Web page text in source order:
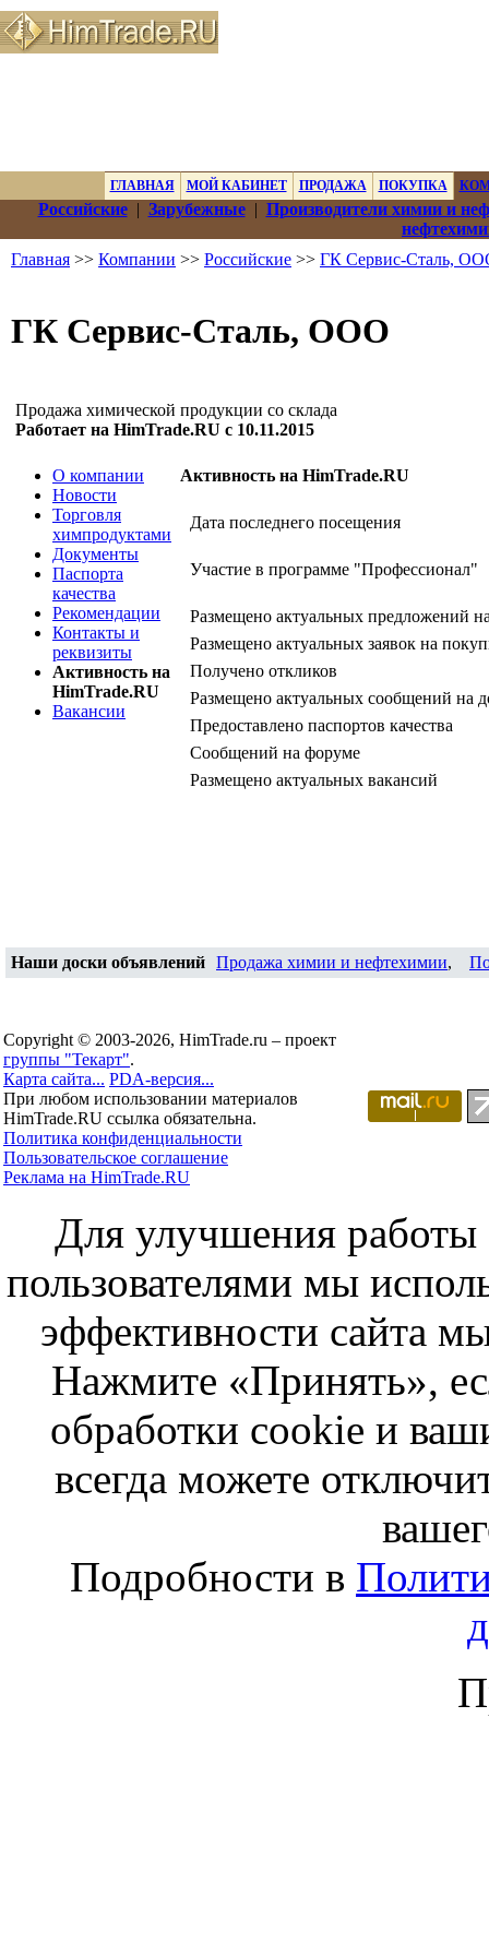
ГЛАВНАЯ МОЙ КАБИНЕТ ПРОДАЖА ПОКУПКА
Российские| Зарубежные| Производители химии и
Главная >> Компании >> Российские >> ГК Сервис-Сталь,
ГК Сервис-Сталь, ООО
Продажа химической продукции со склада
Работает на HimTrade.RU с 10.11.2015
О компании
Новости
Торговля
химпродуктами
Документы
Паспорта
качества
Рекомендации
Контакты и
реквизиты
Активность на
HimTrade.RU
Вакансии
Активность на HimTrade.RU
Дата последнего посещения
Участие в программе "Профессионал"
Размещено актуальных предложений
Размещено актуальных заявок на
Получено откликов
Размещено актуальных сообщений на
Предоставлено паспортов качества
Сообщений на форуме
Размещено актуальных вакансий
Наши доски объявлений Продажа химии и нефтехимии,
Copyright © 2003-2026, HimTrade.ru – проект
группы "Текарт".
Карта сайта... PDA-версия...
При любом использовании материалов
HimTrade.RU ссылка обязательна.
Политика конфиденциальности
Пользовательское соглашение
Реклама на HimTrade.RU
Для улучшения работы
пользователями мы
эффективности сайта
Нажмите «Принять»,
обработки cookie и
всегда можете
Подробности в